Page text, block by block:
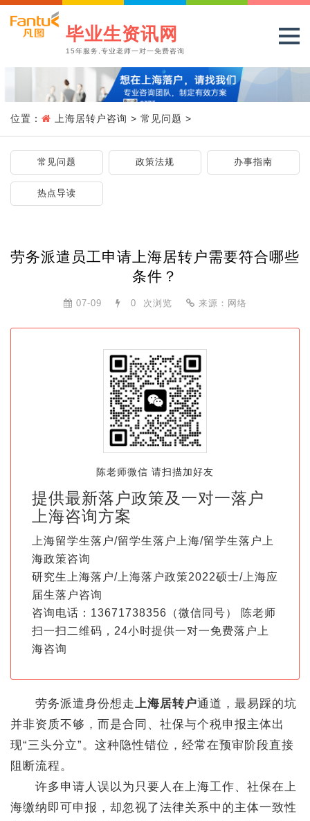
毕业生资讯网
15年服务,专业老师一对一免费咨询
位置： 上海居转户咨询 > 常见问题 >
常见问题 政策法规 办事指南
热点导读
劳务派遣员工申请上海居转户需要符合哪些
条件？
07-09 0 次浏览 来源：网络
陈老师微信 请扫描加好友
提供最新落户政策及一对一落户
上海咨询方案
上海留学生落户/留学生落户上海/留学生落户上
海政策咨询
研究生上海落户/上海落户政策2022硕士/上海应
届生落户咨询
咨询电话：13671738356（微信同号） 陈老师
扫一扫二维码，24小时提供一对一免费落户上
海咨询
劳务派遣身份想走上海居转户通道，最易踩的坑
并非资质不够，而是合同、社保与个税申报主体出
现“三头分立”。这种隐性错位，经常在预审阶段直接
阻断流程。
许多申请人误以为只要人在上海工作、社保在上
海缴纳即可申报，却忽视了法律关系中的主体一致性